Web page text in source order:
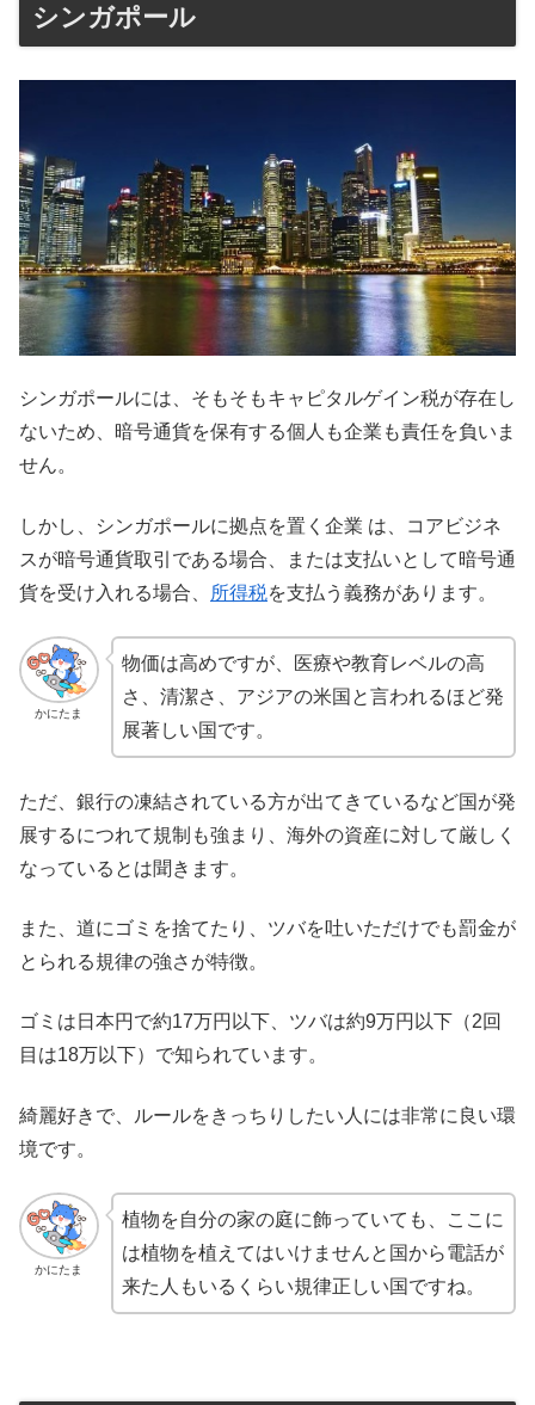
シンガポール
シンガポールには、そもそもキャピタルゲイン税が存在し
ないため、暗号通貨を保有する個人も企業も責任を負いま
せん。
しかし、シンガポールに拠点を置く企業 は、コアビジネ
スが暗号通貨取引である場合、または支払いとして暗号通
貨を受け入れる場合、
所得税を支払う義務があります。
かにたま
物価は高めですが、医療や教育レベルの高
さ、清潔さ、アジアの米国と言われるほど発
展著しい国です。
ただ、銀行の凍結されている方が出てきているなど国が発
展するにつれて規制も強まり、海外の資産に対して厳しく
なっているとは聞きます。
また、道にゴミを捨てたり、ツバを吐いただけでも罰金が
とられる規律の強さが特徴。
ゴミは日本円で約17万円以下、ツバは約9万円以下（2回
目は18万以下）で知られています。
綺麗好きで、ルールをきっちりしたい人には非常に良い環
境です。
かにたま
植物を自分の家の庭に飾っていても、ここに
は植物を植えてはいけませんと国から電話が
来た人もいるくらい規律正しい国ですね。